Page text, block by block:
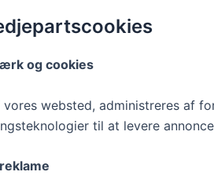
og cookies
vores websted, administreres af
til at levere